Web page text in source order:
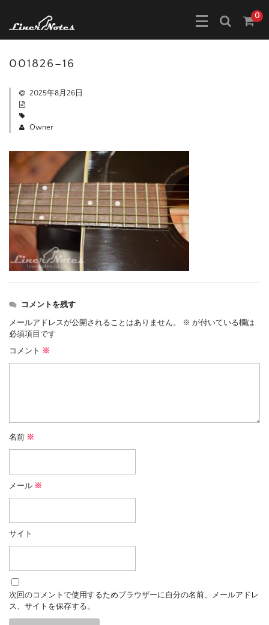
0
001826–16
2025年8月26日
Owner
コメントを残す
メールアドレスが公開されることはありません。 ※ が付いている欄は
必須項目です
コメント ※
名前 ※
メール ※
サイト
次回のコメントで使用するためブラウザーに自分の名前、メールアドレ
ス、サイトを保存する。